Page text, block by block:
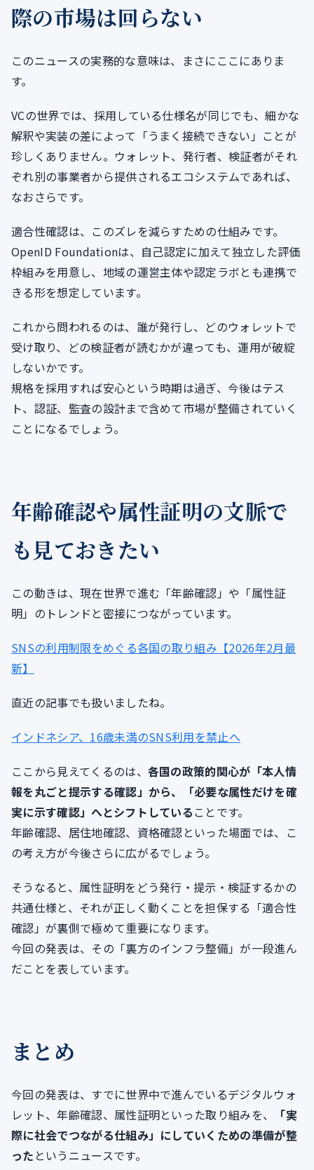
際の市場は回らない
このニュースの実務的な意味は、まさにここにありま
す。
VCの世界では、採用している仕様名が同じでも、細かな
解釈や実装の差によって「うまく接続できない」ことが
珍しくありません。ウォレット、発行者、検証者がそれ
ぞれ別の事業者から提供されるエコシステムであれば、
なおさらです。
適合性確認は、このズレを減らすための仕組みです。
OpenID Foundationは、自己認定に加えて独立した評価
枠組みを用意し、地域の運営主体や認定ラボとも連携で
きる形を想定しています。
これから問われるのは、誰が発行し、どのウォレットで
受け取り、どの検証者が読むかが違っても、運用が破綻
しないかです。
規格を採用すれば安心という時期は過ぎ、今後はテス
ト、認証、監査の設計まで含めて市場が整備されていく
ことになるでしょう。
年齢確認や属性証明の文脈で
も見ておきたい
この動きは、現在世界で進む「年齢確認」や「属性証
明」のトレンドと密接につながっています。
SNSの利用制限をめぐる各国の取り組み【2026年2月最
新】
直近の記事でも扱いましたね。
インドネシア、16歳未満のSNS利用を禁止へ
ここから見えてくるのは、 各国の政策的関心が「本人情
報を丸ごと提示する確認」から、「必要な属性だけを確
実に示す確認」へとシフトしている ことです。
年齢確認、居住地確認、資格確認といった場面では、こ
の考え方が今後さらに広がるでしょう。
そうなると、属性証明をどう発行・提示・検証するかの
共通仕様と、それが正しく動くことを担保する「適合性
確認」が裏側で極めて重要になります。
今回の発表は、その「裏方のインフラ整備」が一段進ん
だことを表しています。
まとめ
今回の発表は、すでに世界中で進んでいるデジタルウォ
レット、年齢確認、属性証明といった取り組みを、
「実
際に社会でつながる仕組み」にしていくための準備が整
った というニュースです。